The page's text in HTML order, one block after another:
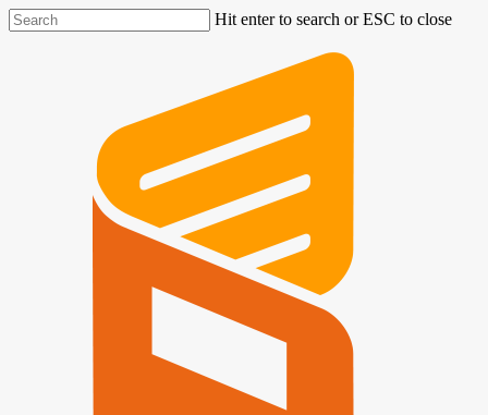
Hit enter to search or ESC to close